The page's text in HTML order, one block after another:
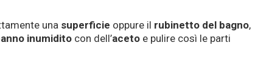
una superficie oppure il rubinetto del bagno,
inumidito con dell’aceto e pulire così le parti